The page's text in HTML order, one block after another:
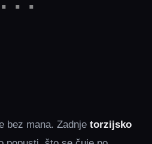
bez mana. Zadnje torzijsko